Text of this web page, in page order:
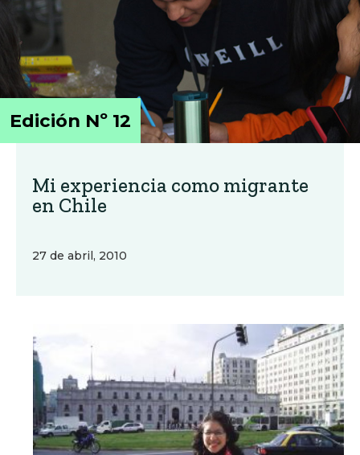
Edición Nº 12
Mi experiencia como migrante
en Chile
27 de abril, 2010